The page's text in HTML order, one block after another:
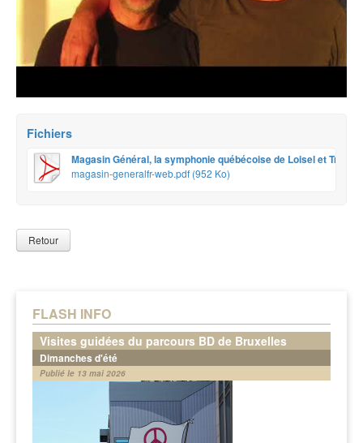
FLASH INFO
Visites guidées du parcours BD de Bruxelles
Dimanches d'été
Publié le 13 mai 2026
Fichiers
Magasin Général, la symphonie québécoise de Loisel et Tripp -
magasin-generalfr-web.pdf (952 Ko)
Retour